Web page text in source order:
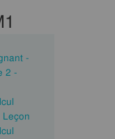
-
2 -
Leçon